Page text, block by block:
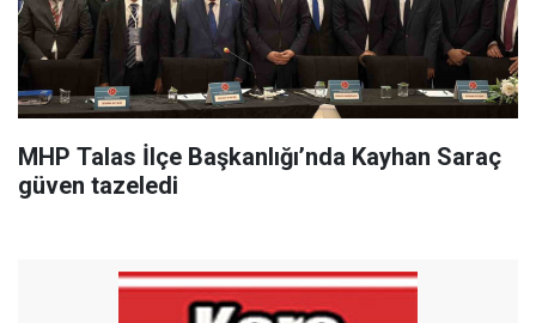
MHP Talas İlçe Başkanlığı’nda Kayhan Saraç
güven tazeledi